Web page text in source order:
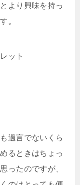
より興味を持っ
。
ット
過言でないくら
るときはちょっ
ったのですが、